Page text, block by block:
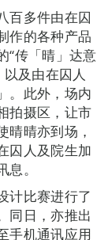
百多件由在囚
作的各种产品
“传「晴」达意
及由在囚人
。此外，场内
拍摄区，让市
晴晴亦到场，
囚人及院生加
。
计比赛进行了
同日，亦推出
手机通讯应用